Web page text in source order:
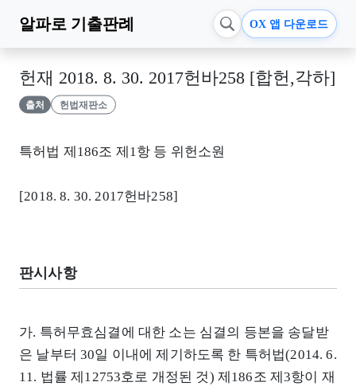
알파로 기출판례 OX 앱 다운로드
헌재 2018. 8. 30. 2017헌바258 [합헌,각하]
출처 헌법재판소
특허법 제186조 제1항 등 위헌소원
[2018. 8. 30. 2017헌바258]
판시사항
가. 특허무효심결에 대한 소는 심결의 등본을 송달받
은 날부터 30일 이내에 제기하도록 한 특허법(2014. 6.
11. 법률 제12753호로 개정된 것) 제186조 제3항이 재